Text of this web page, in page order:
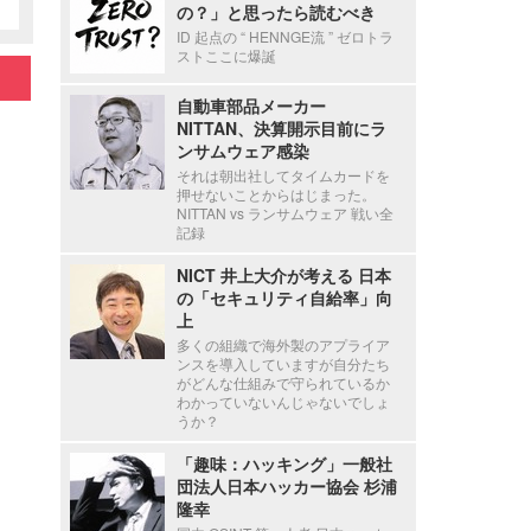
の？」と思ったら読むべき
ID 起点の “ HENNGE流 ” ゼロトラ
ストここに爆誕
自動車部品メーカー
NITTAN、決算開示目前にラ
ンサムウェア感染
それは朝出社してタイムカードを
押せないことからはじまった。
NITTAN vs ランサムウェア 戦い全
記録
NICT 井上大介が考える 日本
の「セキュリティ自給率」向
上
多くの組織で海外製のアプライア
ンスを導入していますが自分たち
がどんな仕組みで守られているか
わかっていないんじゃないでしょ
うか？
「趣味：ハッキング」一般社
団法人日本ハッカー協会 杉浦
隆幸